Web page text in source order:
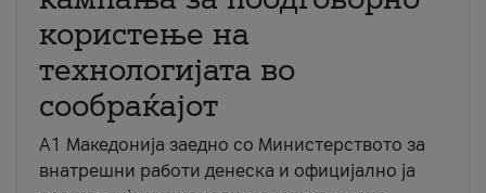
користење на
технологијата во
сообраќајот
A1 Македонија заедно со Министерството за
внатрешни работи денеска и официјално ја